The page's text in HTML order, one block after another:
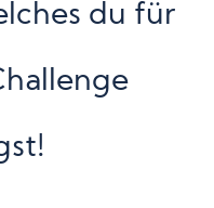
du für